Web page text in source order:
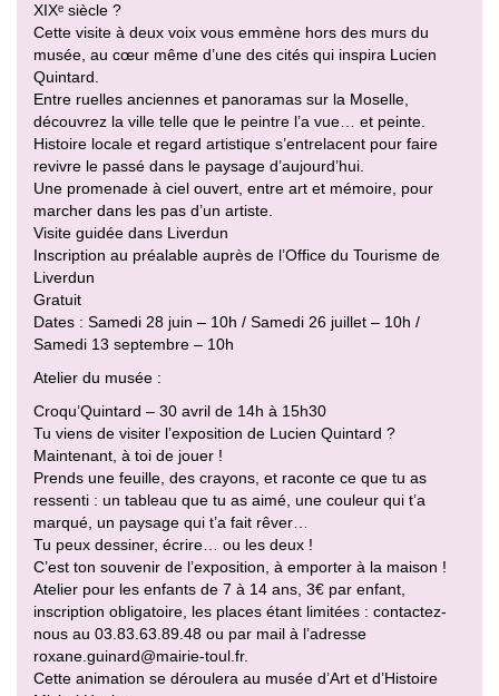
XIXᵉ siècle ?
Cette visite à deux voix vous emmène hors des murs du
musée, au cœur même d’une des cités qui inspira Lucien
Quintard.
Entre ruelles anciennes et panoramas sur la Moselle,
découvrez la ville telle que le peintre l’a vue… et peinte.
Histoire locale et regard artistique s’entrelacent pour faire
revivre le passé dans le paysage d’aujourd’hui.
Une promenade à ciel ouvert, entre art et mémoire, pour
marcher dans les pas d’un artiste.
Visite guidée dans Liverdun
Inscription au préalable auprès de l’Office du Tourisme de
Liverdun
Gratuit
Dates : Samedi 28 juin – 10h / Samedi 26 juillet – 10h /
Samedi 13 septembre – 10h
Atelier du musée :
Croqu’Quintard – 30 avril de 14h à 15h30
Tu viens de visiter l’exposition de Lucien Quintard ?
Maintenant, à toi de jouer !
Prends une feuille, des crayons, et raconte ce que tu as
ressenti : un tableau que tu as aimé, une couleur qui t’a
marqué, un paysage qui t’a fait rêver…
Tu peux dessiner, écrire… ou les deux !
C’est ton souvenir de l’exposition, à emporter à la maison !
Atelier pour les enfants de 7 à 14 ans, 3€ par enfant,
inscription obligatoire, les places étant limitées : contactez-
nous au 03.83.63.89.48 ou par mail à l’adresse
roxane.guinard@mairie-toul.fr.
Cette animation se déroulera au musée d’Art et d’Histoire